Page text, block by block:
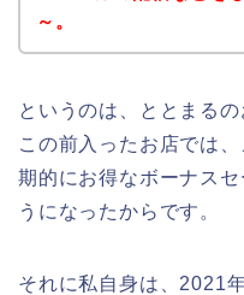
～。
というのは、ととまる
この前入ったお店では
期的にお得なボーナス
うになったからです。
それに私自身は、2021